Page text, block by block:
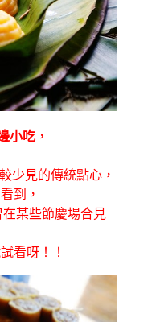
小吃 ，
少見的傳統點心，
到，
某些節慶場合見
看呀！！